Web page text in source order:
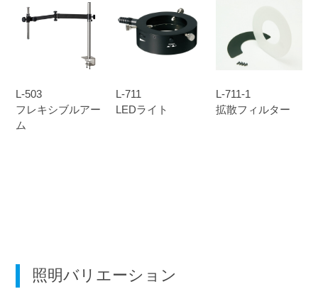
L-503
フレキシブルアー
ム
L-711
LEDライト
L-711-1
拡散フィルター
照明バリエーション